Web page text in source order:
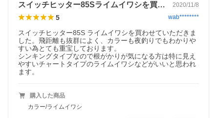
文をキャンセルさせていただく場合がございます。予めご了承
ください。
商品画像は代表画像の場合もございます。商品名等をご確認の
上ご購入ください。また、仕様変更により商品スペックやパッ
ケージ、内容量などが変更となる場合がございます。仕様変更
に伴う返品、商品交換の際の往復送料はお客様ご負担となりま
す。予めご了承ください。
なお、「ご注文内容の確認とお届けについてのお知らせ」メー
ル送信後は、キャンセルを承ることが出来かねますのでご了承
ください。
スイッチヒッター85Sライムイワシを買… 2020/11/8
5 wab********
スイッチヒッター85S ライムイワシを買わせていただきま
した。飛距離も抜群によく、カラーも夜釣りでもわかりや
すい為とても重宝しております。
シンキングタイプなので根がかりが気になる方は特に見え
やすいチャートタイプのライムイワシなどがいいと思われ
ます。
購入した商品
カラー/ライムイワシ